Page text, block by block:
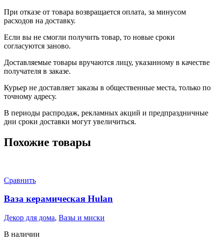
При отказе от товара возвращается оплата, за минусом
расходов на доставку.
Если вы не смогли получить товар, то новые сроки
согласуются заново.
Доставляемые товары вручаются лицу, указанному в качестве
получателя в заказе.
Курьер не доставляет заказы в общественные места, только по
точному адресу.
В периоды распродаж, рекламных акций и предпраздничные
дни сроки доставки могут увеличиться.
Похожие товары
Сравнить
Ваза керамическая Hulan
Декор для дома, Вазы и миски
В наличии